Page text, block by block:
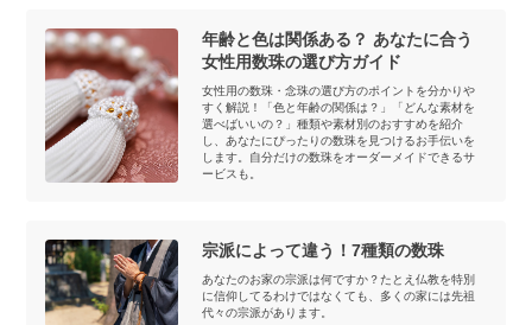
年齢と色は関係ある？ あなたに合う
女性用数珠の選び方ガイド
女性用の数珠・念珠の選び方のポイントを分かりや
すく解説！「色と年齢の関係は？」「どんな素材を
選べばいいの？」種類や素材別のおすすめを紹介
し、あなたにぴったりの数珠を見つけるお手伝いを
します。自分だけの数珠をオーダーメイドできるサ
ービスも。
宗派によって違う！7種類の数珠
あなたのお家の宗派は何ですか？たとえ仏教を特別
に信仰してるわけではなくても、多くの家には先祖
代々の宗派があります。